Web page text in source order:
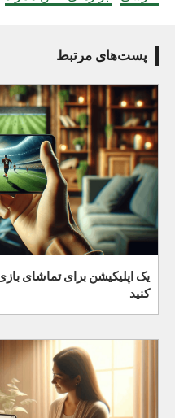
پست‌های مرتبط
یک اپلیکیشن برای تماشای
کنید